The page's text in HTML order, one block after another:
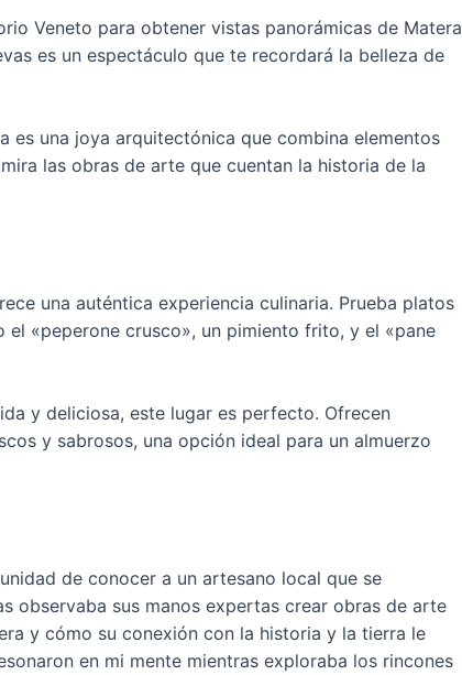
Veneto para obtener vistas panorámicas de Matera
es un espectáculo que te recordará la belleza de
es una joya arquitectónica que combina elementos
las obras de arte que cuentan la historia de la
una auténtica experiencia culinaria. Prueba platos
«peperone crusco», un pimiento frito, y el «pane
y deliciosa, este lugar es perfecto. Ofrecen
y sabrosos, una opción ideal para un almuerzo
de conocer a un artesano local que se
observaba sus manos expertas crear obras de arte
y cómo su conexión con la historia y la tierra le
en mi mente mientras exploraba los rincones